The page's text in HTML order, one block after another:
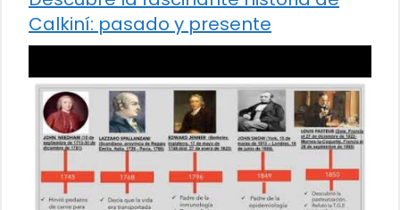
Calkiní: pasado y presente